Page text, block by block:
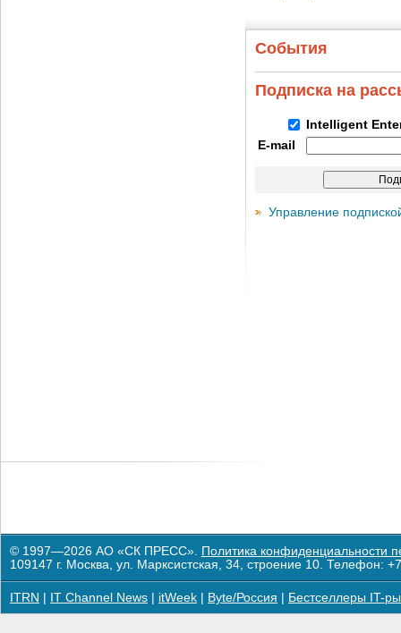
События
Подписка на
Intelligent
E-mail
Управление
© 1997—2026 АО «СК ПРЕСС». Политика конфиденциальности
109147 г. Москва, ул. Марксистская, 34, строение 10. Телефон:
ITRN IT Channel News itWeek Byte/Россия Бестселлеры IT-